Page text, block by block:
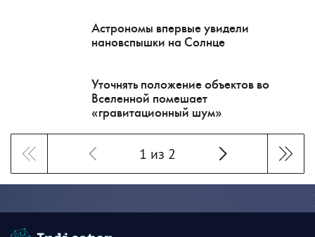
Астрономы впервые увидели
нановспышки на Солнце
Уточнять положение объектов во
Вселенной помешает
«гравитационный шум»
1 из 2